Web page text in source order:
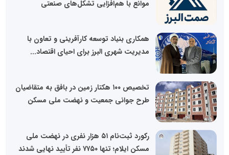
موانع با هم‌افزایی تشکل‌های صنعتی
همکاری بنیاد توسعه کارآفرینی و تعاون با
مدیریت شهری البرز برای احیای اقتصاد...
تخصیص ۱۰۰ هکتار زمین در بافق به متقاضیان
طرح جوانی جمعیت و نهضت ملی مسکن
رکورد ثبت‌نام ۵۱ هزار نفری در نهضت ملی
مسکن ایلام؛ تنها ۷۷۵۰ نفر تأیید نهایی شدند